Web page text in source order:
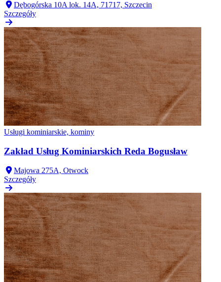
Dębogórska 10A lok. 14A, 71717, Szczecin
Szczegóły
Usługi kominiarskie, kominy
Zakład Usług Kominiarskich Reda Bogusław
Majowa 275A, Otwock
Szczegóły